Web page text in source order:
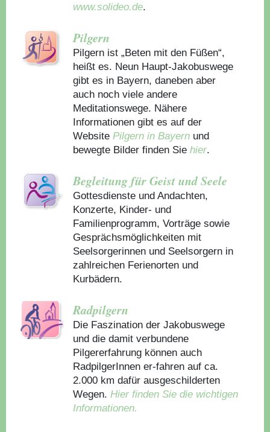
www.solideo.de.
Pilgern
Pilgern ist „Beten mit den Füßen“,
heißt es. Neun Haupt-Jakobuswege
gibt es in Bayern, daneben aber
auch noch viele andere
Meditationswege. Nähere
Informationen gibt es auf der
WebsitePilgern in Bayern und
bewegte Bilder finden Sie hier.
Begleitung für Geist und Seele
Gottesdienste und Andachten,
Konzerte, Kinder- und
Familienprogramm, Vorträge sowie
Gesprächsmöglichkeiten mit
Seelsorgerinnen und Seelsorgern in
zahlreichen Ferienorten und
Kurbädern.
Radpilgern
Die Faszination der Jakobuswege
und die damit verbundene
Pilgererfahrung können auch
RadpilgerInnen er-fahren auf ca.
2.000 km dafür ausgeschilderten
Wegen.Hier finden Sie die wichtigen
Informationen.